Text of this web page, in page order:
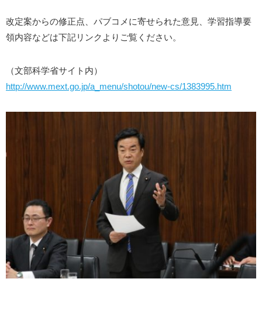
改定案からの修正点、パブコメに寄せられた意見、学習指導要
領内容などは下記リンクよりご覧ください。
（文部科学省サイト内）
http://www.mext.go.jp/a_menu/shotou/new-cs/1383995.htm